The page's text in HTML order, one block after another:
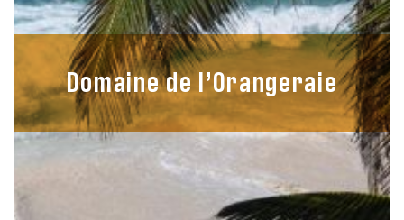
Domaine de l’Orangeraie